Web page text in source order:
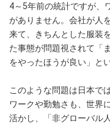
4～5年前の統計ですが、
がありません。会社が人
来て、きちんとした服装
た事態が問題視されて「
をやったほうが良い」と
このような問題は日本で
ワークや勤勉さも、世界
活かし、「非グローバル